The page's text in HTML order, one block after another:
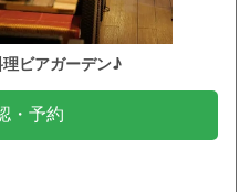
ビアガーデン♪
・予約